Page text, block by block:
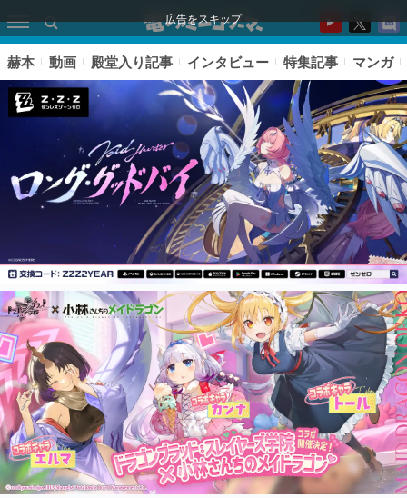
広告をスキップ
ピックアップ
電ファミのいま読まれている記事ランキング
アプリセール情報
インタビュー
連載・特集一覧
赫本 動画 殿堂入り記事 インタビュー 特集記事 マンガ